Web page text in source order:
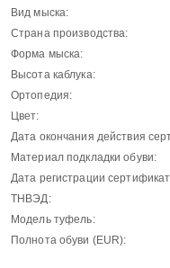
Вид мыска:
Страна производства:
Форма мыска:
Высота каблука:
Ортопедия:
Цвет:
Дата окончания действия
Материал подкладки обуви:
Дата регистрации
ТНВЭД:
Модель туфель:
Полнота обуви (EUR):